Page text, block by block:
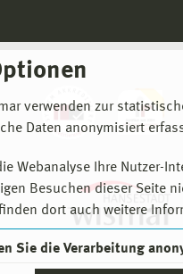
verwenden zur
Daten anonymisiert
Webanalyse Ihre Nutzer-
Besuchen dieser Seite
dort auch weitere
Sie die Verarbeitung